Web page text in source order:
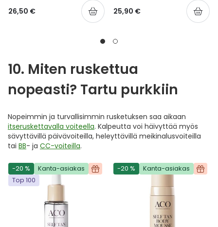
26,50 € 25,90 €
10. Miten ruskettua
nopeasti? Tartu purkkiin
Nopeimmin ja turvallisimmin rusketuksen saa aikaan
itseruskettavalla voiteella. Kalpeutta voi häivyttää myös
sävyttävillä päivävoiteilla, heleyttävillä meikinalusvoiteilla
tai BB- ja CC-voiteilla.
-20 %
Kanta-asiakas
Top 100
-20 % Kanta-asiakas